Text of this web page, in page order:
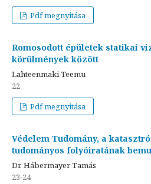
Pdf megnyitása
Romosodott épületek statikai
körülmények között
Lahteenmaki Teemu
22
Pdf megnyitása
Védelem Tudomány, a
tudományos folyóiratának
Dr. Hábermayer Tamás
23-24